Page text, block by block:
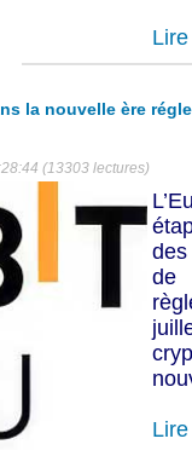
la nouvelle ère
(13303 lectures)
de